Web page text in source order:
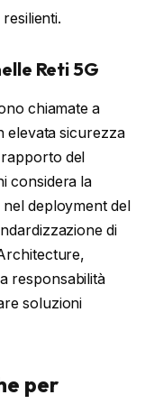
Reti 5G
chiamate a
elevata sicurezza
rapporto del
considera la
deployment del
di
responsabilità
soluzioni
per